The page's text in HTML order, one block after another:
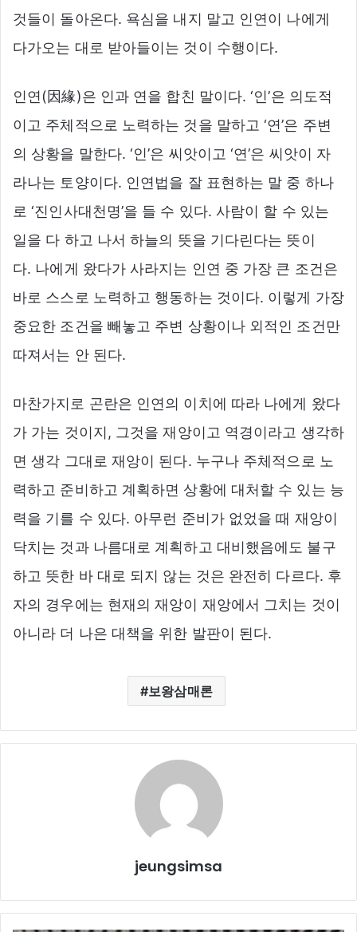
것들이 돌아온다. 욕심을 내지 말고 인연이 나에게
다가오는 대로 받아들이는 것이 수행이다.
인연(因緣)은 인과 연을 합친 말이다. ‘인’은 의도적
이고 주체적으로 노력하는 것을 말하고 ‘연’은 주변
의 상황을 말한다. ‘인’은 씨앗이고 ‘연’은 씨앗이 자
라나는 토양이다. 인연법을 잘 표현하는 말 중 하나
로 ‘진인사대천명’을 들 수 있다. 사람이 할 수 있는
일을 다 하고 나서 하늘의 뜻을 기다린다는 뜻이
다. 나에게 왔다가 사라지는 인연 중 가장 큰 조건은
바로 스스로 노력하고 행동하는 것이다. 이렇게 가장
중요한 조건을 빼놓고 주변 상황이나 외적인 조건만
따져서는 안 된다.
마찬가지로 곤란은 인연의 이치에 따라 나에게 왔다
가 가는 것이지, 그것을 재앙이고 역경이라고 생각하
면 생각 그대로 재앙이 된다. 누구나 주체적으로 노
력하고 준비하고 계획하면 상황에 대처할 수 있는 능
력을 기를 수 있다. 아무런 준비가 없었을 때 재앙이
닥치는 것과 나름대로 계획하고 대비했음에도 불구
하고 뜻한 바 대로 되지 않는 것은 완전히 다르다. 후
자의 경우에는 현재의 재앙이 재앙에서 그치는 것이
아니라 더 나은 대책을 위한 발판이 된다.
보왕삼매론
jeungsimsa